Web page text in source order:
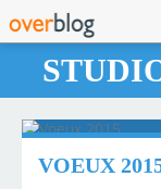
VOEUX